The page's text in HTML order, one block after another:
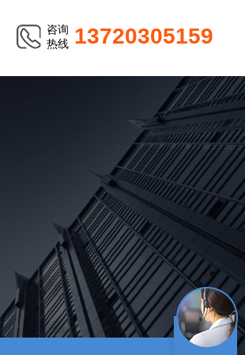
咨询
热线 13720305159